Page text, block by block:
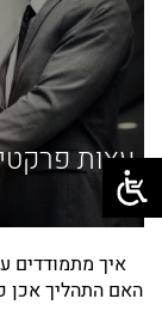
עצות
איך מתמודדים
האם התהליך אכן